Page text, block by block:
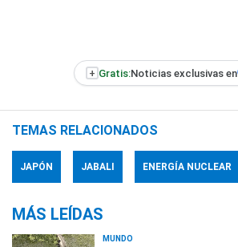
+ Gratis:Noticias exclusivas en
TEMAS RELACIONADOS
JAPÓN JABALI ENERGÍA NUCLEAR
MÁS LEÍDAS
MUNDO